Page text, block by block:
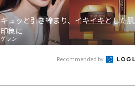
キュッと引き締まり、イキイキとした肌
印象に
ゲラン
Recommended by